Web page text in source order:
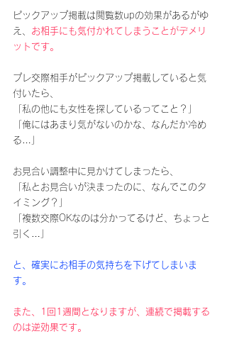
ピックアップ掲載は閲覧数upの効果があるがゆ
え、 お相手にも気付かれてしまうことがデメリ
ットです。
プレ交際相手がピックアップ掲載していると気
付いたら、
「私の他にも女性を探しているってこと？」
「俺にはあまり気がないのかな、なんだか冷め
る…」
お見合い調整中に見かけてしまったら、
「私とお見合いが決まったのに、なんでこのタ
イミング？」
「複数交際OKなのは分かってるけど、ちょっと
引く…」
と、確実にお相手の気持ちを下げてしまいま
す。
また、1回1週間となりますが、連続で掲載する
のは逆効果です。